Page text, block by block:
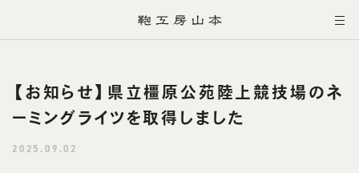
【お知らせ】県立橿原公苑陸上競技場のネ
ーミングライツを取得しました
2025.09.02